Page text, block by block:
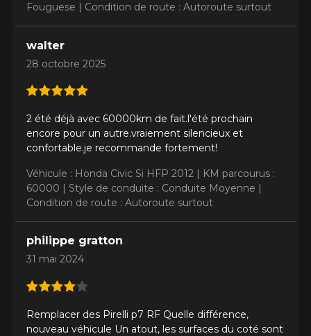
Fouguese | Condition de route : Autoroute surtout
walter
28 octobre 2025
2 été déjà avec 60000km de fait.l'été prochain
encore pour un autre.vraiement silencieux et
confortable.je recommande fortement!
Véhicule : Honda Civic Si HFP 2012 | KM parcourus :
60000 | Style de conduite : Conduite Moyenne |
Condition de route : Autoroute surtout
philippe gratton
31 mai 2024
Remplacer des Pirelli p7 RF Quelle différence,
nouveau véhicule Un atout, les surfaces du coté sont